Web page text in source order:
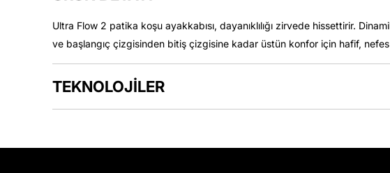
Ultra Flow 2 patika koşu ayakkabısı, dayanıklılığı zirvede hissettirir.
ve başlangıç çizgisinden bitiş çizgisine kadar üstün konfor için hafif, nefes
TEKNOLOJİLER